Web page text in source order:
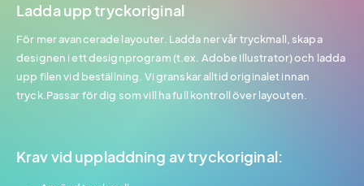
Ladda upp tryckoriginal
För mer avancerade layouter. Ladda ner vår tryckmall, skapa
designen i ett designprogram (t.ex. Adobe Illustrator) och ladda
upp filen vid beställning. Vi granskar alltid originalet innan
tryck.Passar för dig som vill ha full kontroll över layouten.
Krav vid uppladdning av tryckoriginal: